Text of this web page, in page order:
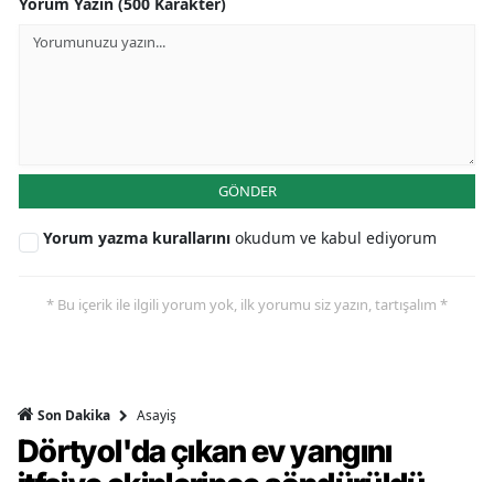
GÖNDER
Yorum yazma kurallarını okudum ve kabul ediyorum
* Bu içerik ile ilgili yorum yok, ilk yorumu siz yazın, tartışalım *
Son Dakika Asayiş
Dörtyol'da çıkan ev yangını